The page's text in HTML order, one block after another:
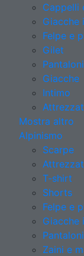
Cappelli
Giacche
Felpe e
Gilet
Pantaloni
Giacche
Intimo
Mostra altro
Alpinismo
Scarpe
T-shirt
Shorts
Felpe e
Giacche
Pantaloni
Zaini e